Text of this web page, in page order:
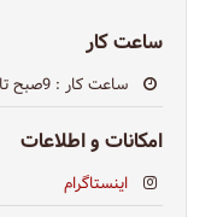
ساعت کار
ساعت کار : 9صبح تا 23 شب
امکانات و اطلاعات
اینستاگرام